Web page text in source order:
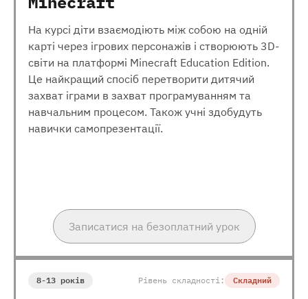
На курсі діти взаємодіють між собою на одній
карті через ігрових персонажів і створюють 3D-
світи на платформі Minecraft Education Edition.
Це найкращий спосіб перетворити дитячий
захват іграми в захват програмуванням та
навчальним процесом. Також учні здобудуть
навички самопрезентації.
Записатися на безоплатний урок
8-13 років Рівень складності: Складний